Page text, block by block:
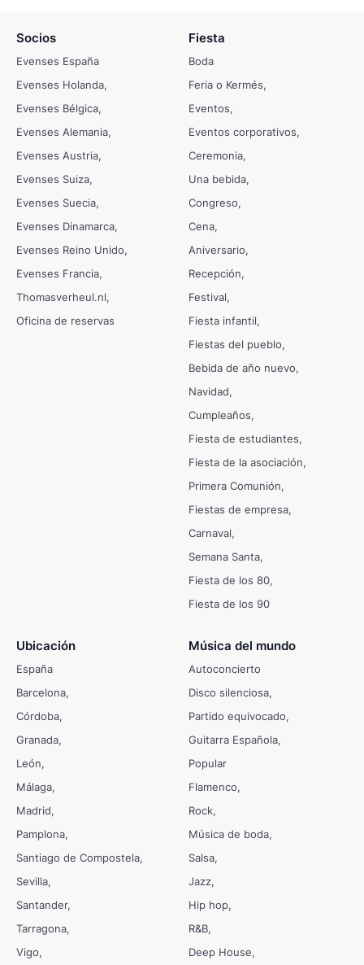
Socios
Evenses España
Evenses Holanda
Evenses Bélgica
Evenses Alemania
Evenses Austria
Evenses Suiza
Evenses Suecia
Evenses Dinamarca
Evenses Reino Unido
Evenses Francia
Thomasverheul.nl
Oficina de reservas
Fiesta
Boda
Feria o Kermés
Eventos
Eventos corporativos
Ceremonia
Una bebida
Congreso
Cena
Aniversario
Recepción
Festival
Fiesta infantil
Fiestas del pueblo
Bebida de año nuevo
Navidad
Cumpleaños
Fiesta de estudiantes
Fiesta de la asociación
Primera Comunión
Fiestas de empresa
Carnaval
Semana Santa
Fiesta de los 80
Fiesta de los 90
Ubicación
España
Barcelona
Córdoba
Granada
León
Málaga
Madrid
Pamplona
Santiago de Compostela
Sevilla
Santander
Tarragona
Vigo
Música del mundo
Autoconcierto
Disco silenciosa
Partido equivocado
Guitarra Española
Popular
Flamenco
Rock
Música de boda
Salsa
Jazz
Hip hop
R&B
Deep House